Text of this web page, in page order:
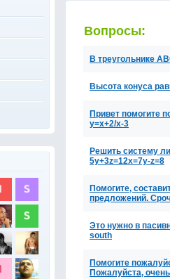
Вопросы:
В треугольнике
Высота конуса
Привет помогите
y=x+2/x-3
Решить систему
5y+3z=12x=7y-z=8
Помогите,
предложений.
Это нужно в
south
Помогите
Пожалуйста,